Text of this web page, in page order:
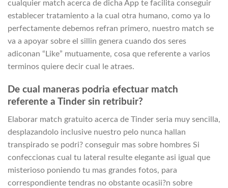
cualquier match acerca de dicha App te facilita conseguir
establecer tratamiento a la cual otra humano, como ya lo
perfectamente debemos refran primero, nuestro match se
va a apoyar sobre el silli­n genera cuando dos seres
adiconan “Like” mutuamente, cosa que referente a varios
terminos quiere decir cual le atraes.
De cual maneras podria efectuar match
referente a Tinder sin retribuir?
Elaborar match gratuito acerca de Tinder seri­a muy sencilla,
desplazandolo inclusive nuestro pelo nunca hallan
transpirado se podri? conseguir mas sobre hombres Si
confeccionas cual tu lateral resulte elegante asi­ igual que
misterioso poniendo tu mas grandes fotos, para
correspondiente tendras no obstante ocasii?n sobre